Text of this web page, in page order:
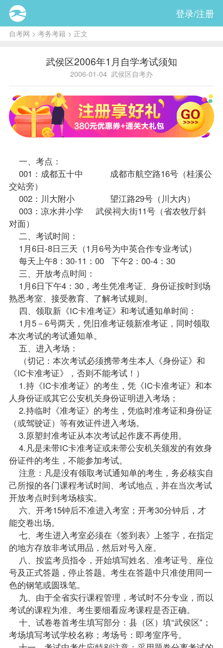
登录/注册
自考网 > 考务考籍 > 正文
武侯区2006年1月自学考试须知
2006-01-04 武侯区自考办
一、考点：
001：成都五十中 成都市航空路16号（桂溪公
交站旁）
002：川大附小 望江路29号（川大内）
003：凉水井小学 武侯祠大街11号（省农牧厅斜
对面）
二、考试时间：
1月6日-8日三天（1月6号为中英合作专业考试）
每天上午8：30-11：00 下午2：00-4：30
三、开放考点时间：
1月6日下午4：30，考生凭准考证、身份证按时到场
熟悉考室、接受教育、了解考试规则。
四、领取新《IC卡准考证》和考试通知单时间：
1月5－6号两天，凭旧准考证领新准考证，同时领取
本次考试的考试通知单。
五、进入考场：
（切记：本次考试必须携带考生本人《身份证》和
《IC卡准考证》，否则不能考试！）
1.持《IC卡准考证》的考生，凭《IC卡准考证》和本
人身份证或其它公安机关身份证明进入考场；
2.持临时《准考证》的考生，凭临时准考证和身份证
（或驾驶证）等有效证件进入考场。
3.原塑封准考证从本次考试起作废不再使用。
4.凡是未带IC卡准考证或未带公安机关颁发的有效身
份证件的考生，不能参加考试。
注意：凡是没有领取考试通知单的考生，务必核实自
己所报的各门课程考试时间、考试地点，并在当次考试
开放考点时到考场核实。
六、开考15钟后不准进入考室；开考30分钟后，才
能交卷出场。
七、考生进入考室必须在《签到表》上签字，在指定
的地方存放非考试用品，然后对号入座。
八、按监考员指令，开始填写姓名、准考证号、座位
号及正式答题，停止答题。考生在答题中只准使用同一
色的钢笔或圆珠笔。
九、由于全省实行课程管理，考试时不分专业，而以
考试的课程为准。考生要细看应考课程是否正确。
十、试卷卷首考生填写部分：县（区）填“武侯区”；
考场填写考试学校名称；考场号：即考室序号。